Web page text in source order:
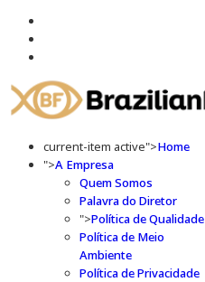
current-item active">Home
">A Empresa
Quem Somos
Palavra do Diretor
">Política de Qualidade
Política de Meio
Ambiente
Política de Privacidade